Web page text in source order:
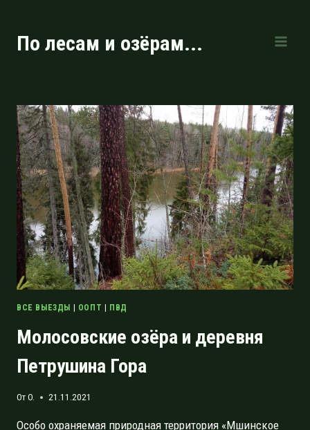
содержимому
По лесам и озёрам...
ВСЕ ВЫЕЗДЫ | ООПТ | ПВД
Молосовские озёра и деревня
Петрушина Гора
ОтO. 21.11.2021
Особо охраняемая природная территория «Мшинское